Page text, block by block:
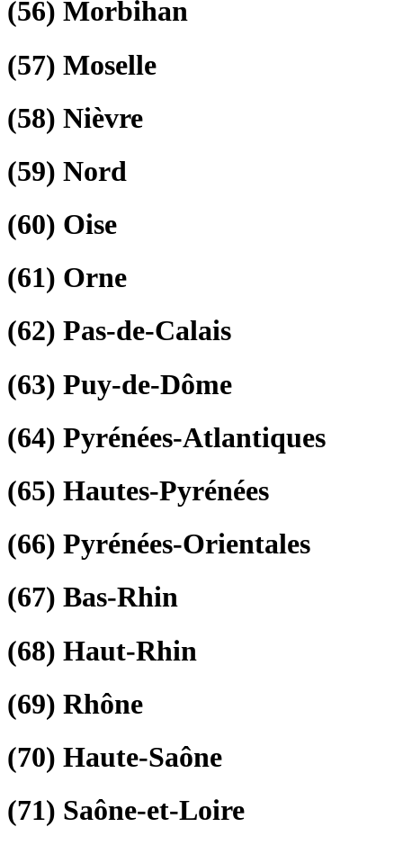
(56) Morbihan
(57) Moselle
(58) Nièvre
(59) Nord
(60) Oise
(61) Orne
(62) Pas-de-Calais
(63) Puy-de-Dôme
(64) Pyrénées-Atlantiques
(65) Hautes-Pyrénées
(66) Pyrénées-Orientales
(67) Bas-Rhin
(68) Haut-Rhin
(69) Rhône
(70) Haute-Saône
(71) Saône-et-Loire